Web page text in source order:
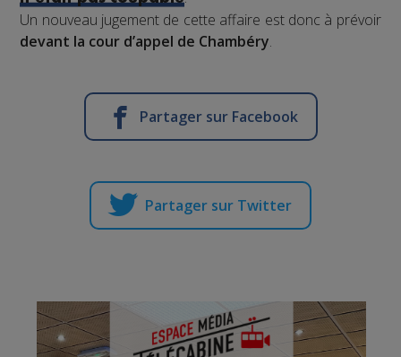
Un nouveau jugement de cette affaire est donc à prévoir
devant la cour d’appel de Chambéry.
Partager sur Facebook
Partager sur Twitter